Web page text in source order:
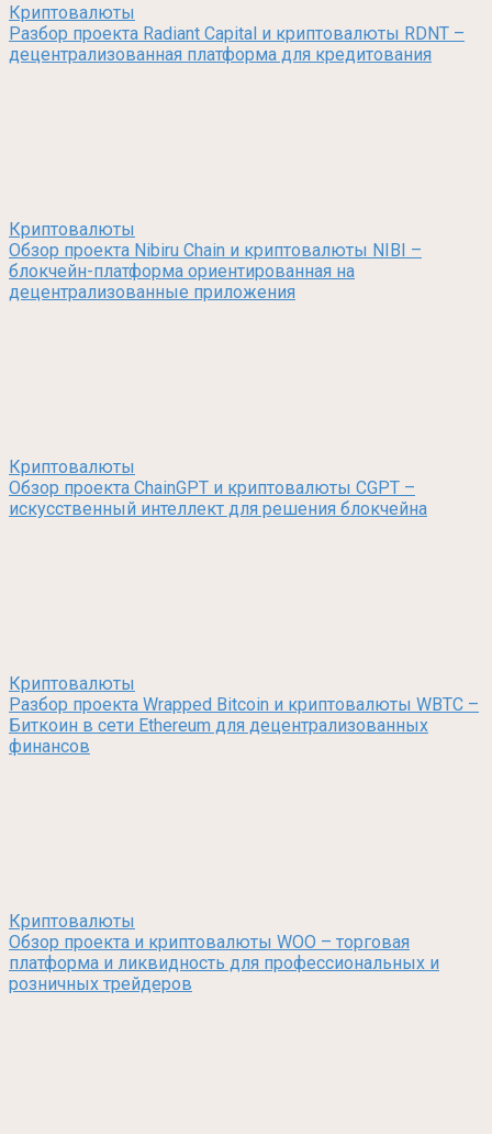
Криптовалюты
Разбор проекта Radiant Capital и криптовалюты RDNT –
децентрализованная платформа для кредитования
Криптовалюты
Обзор проекта Nibiru Chain и криптовалюты NIBI –
блокчейн-платформа ориентированная на
децентрализованные приложения
Криптовалюты
Обзор проекта ChainGPT и криптовалюты CGPT –
искусственный интеллект для решения блокчейна
Криптовалюты
Разбор проекта Wrapped Bitcoin и криптовалюты WBTC –
Биткоин в сети Ethereum для децентрализованных
финансов
Криптовалюты
Обзор проекта и криптовалюты WOO – торговая
платформа и ликвидность для профессиональных и
розничных трейдеров